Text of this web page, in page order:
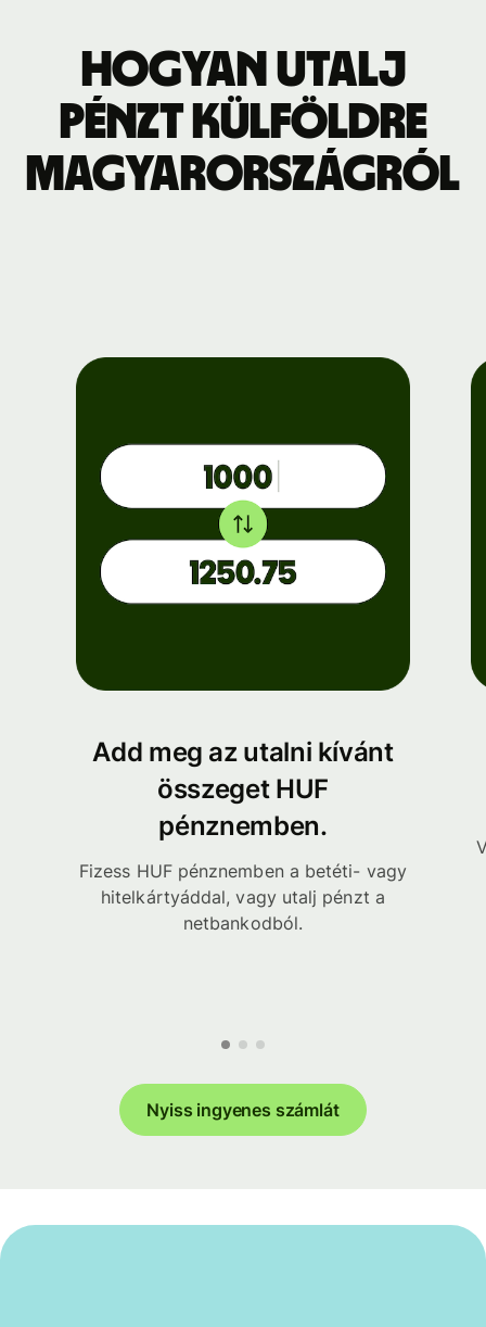
Hogyan utalj
pénzt külföldre
Magyarországról
Add meg az utalni kívánt
összeget HUF
pénznemben.
Fizess HUF pénznemben a betéti- vagy
hitelkártyáddal, vagy utalj pénzt a
netbankodból.
Nyiss ingyenes számlát